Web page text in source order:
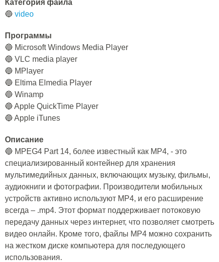
Категория файла
🔵 video
Программы
🔵 Microsoft Windows Media Player
🔵 VLC media player
🔵 MPlayer
🔵 Eltima Elmedia Player
🔵 Winamp
🔵 Apple QuickTime Player
🔵 Apple iTunes
Описание
🔵 MPEG4 Part 14, более известный как MP4, - это
специализированный контейнер для хранения
мультимедийных данных, включающих музыку, фильмы,
аудиокниги и фотографии. Производители мобильных
устройств активно используют MP4, и его расширение
всегда – .mp4. Этот формат поддерживает потоковую
передачу данных через интернет, что позволяет смотреть
видео онлайн. Кроме того, файлы MP4 можно сохранить
на жестком диске компьютера для последующего
использования.